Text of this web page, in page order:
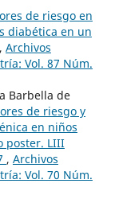
de riesgo en
diabética en un
, Archivos
Vol. 87 Núm.
Barbella de
de riesgo y
en niños
poster. LIII
, Archivos
Vol. 70 Núm.